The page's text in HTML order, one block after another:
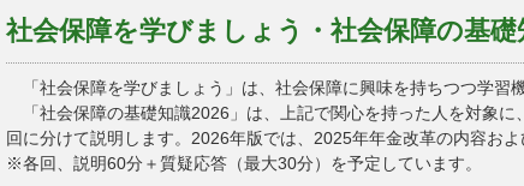
社会保障を学びましょう・社会保障の基礎
「社会保障を学びましょう」は、社会保障に興味を持ちつつ学習
「社会保障の基礎知識2026」は、上記で関心を持った人を対象
回に分けて説明します。2026年版では、2025年年金改革の内容お
※各回、説明60分＋質疑応答（最大30分）を予定しています。